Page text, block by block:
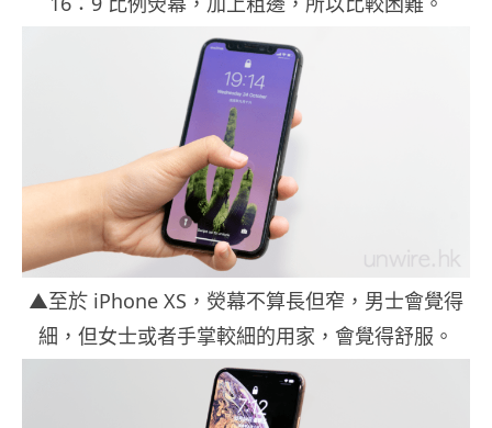
▲至於 iPhone XS，熒幕不算長但窄，男士會覺得
細，但女士或者手掌較細的用家，會覺得舒服。